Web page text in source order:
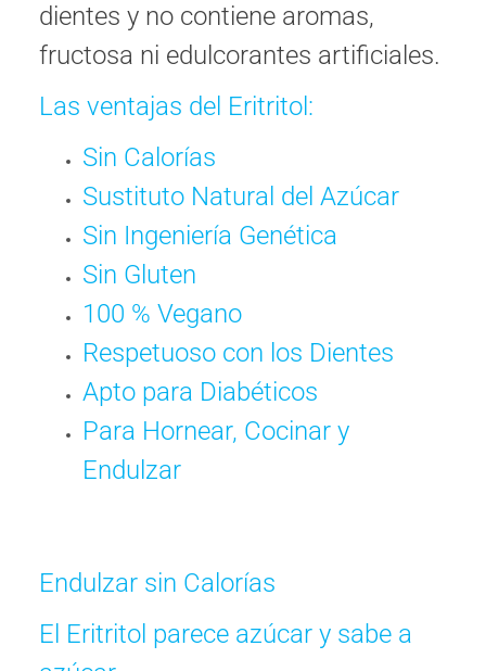
dientes y no contiene aromas,
fructosa ni edulcorantes artificiales.
Las ventajas del Eritritol:
Sin Calorías
Sustituto Natural del Azúcar
Sin Ingeniería Genética
Sin Gluten
100 % Vegano
Respetuoso con los Dientes
Apto para Diabéticos
Para Hornear, Cocinar y
Endulzar
Endulzar sin Calorías
El Eritritol parece azúcar y sabe a